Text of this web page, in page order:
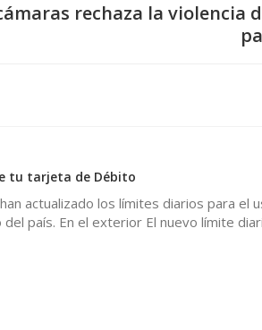
rechaza la violencia
tu tarjeta de Débito
actualizado los límites diarios para el
país. En el exterior El nuevo límite